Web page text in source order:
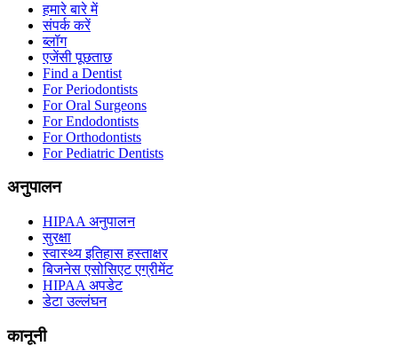
हमारे बारे में
संपर्क करें
ब्लॉग
एजेंसी पूछताछ
Find a Dentist
For Periodontists
For Oral Surgeons
For Endodontists
For Orthodontists
For Pediatric Dentists
अनुपालन
HIPAA अनुपालन
सुरक्षा
स्वास्थ्य इतिहास हस्ताक्षर
बिजनेस एसोसिएट एग्रीमेंट
HIPAA अपडेट
डेटा उल्लंघन
कानूनी